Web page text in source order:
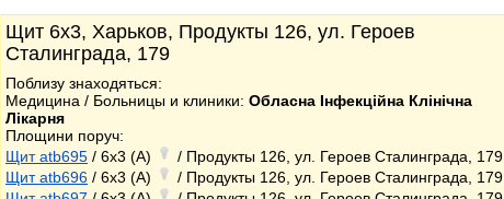
Щит 6x3, Харьков, Продукты 126, ул. Героев
Сталинграда, 179
Поблизу знаходяться:
Медицина / Больницы и клиники: Обласна Інфекційна Клінічна
Лікарня
Площини поруч:
Щит atb695 / 6x3 (A)
/ Продукты 126, ул. Героев Сталинграда, 179
Щит atb696 / 6x3 (A)
/ Продукты 126, ул. Героев Сталинграда, 179